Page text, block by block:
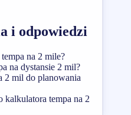
i odpowiedzi
na 2 mile?
na dystansie 2 mil?
2 mil do planowania
tempa na 2